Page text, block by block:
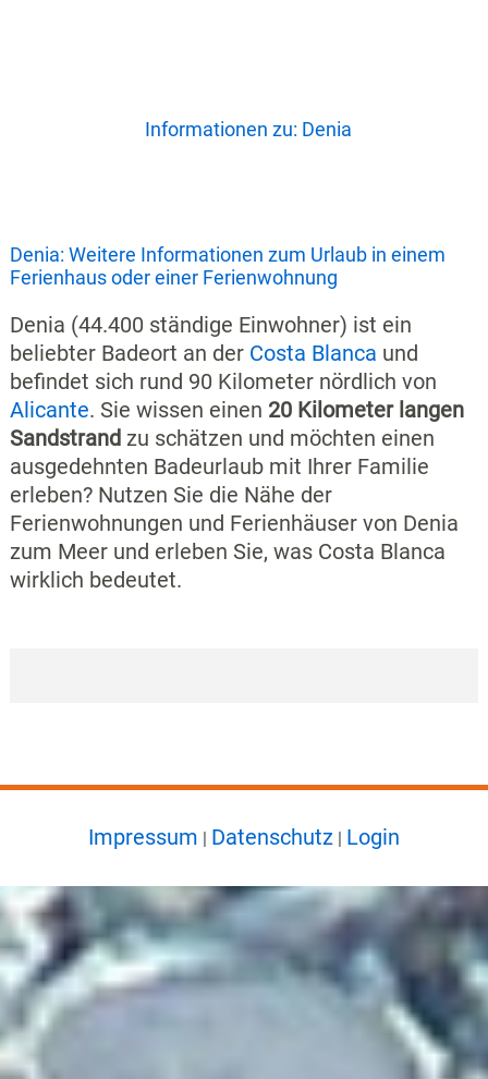
Informationen zu: Denia
Denia: Weitere Informationen zum Urlaub in einem
Ferienhaus oder einer Ferienwohnung
Denia (44.400 ständige Einwohner) ist ein
beliebter Badeort an der Costa Blanca und
befindet sich rund 90 Kilometer nördlich von
Alicante. Sie wissen einen 20 Kilometer langen
Sandstrand zu schätzen und möchten einen
ausgedehnten Badeurlaub mit Ihrer Familie
erleben? Nutzen Sie die Nähe der
Ferienwohnungen und Ferienhäuser von Denia
zum Meer und erleben Sie, was Costa Blanca
wirklich bedeutet.
Impressum | Datenschutz | Login